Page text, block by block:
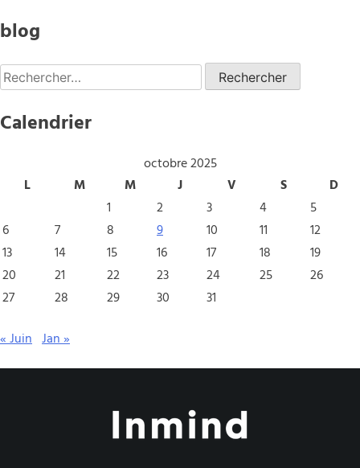
blog
Calendrier
octobre 2025
L
M M J V S
D
1
2 3 4
5
6
7 8 9 10 11
12
13
14 15 16 17 18
19
20
21 22 23 24 25
26
27
28 29 30
31
« Juin Jan »